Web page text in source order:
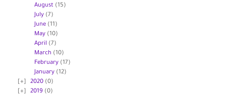
August (15)
July(7)
June(11)
May(10)
April (7)
March (10)
February(17)
January(12)
2020 (0)
2019 (0)